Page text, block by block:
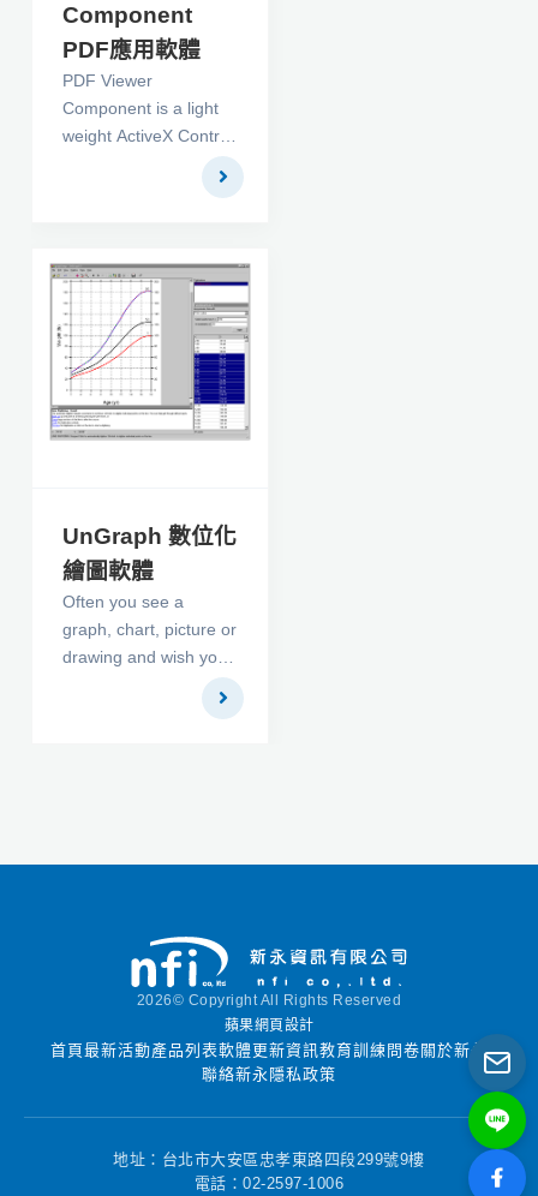
Component
PDF應用軟體
PDF Viewer
Component is a light
weight ActiveX Control
which enables your
application to display
Adobe Reader
program and adds
high speed viewing of
PDF documents to
your applications
easily. Read-Only
Support for PDF
wishing to display read
only PDF document to
their employees while
restricting save or
save to the underlying
data. The control is
UnGraph 數位化
繪圖軟體
Often you see a
graph, chart, picture or
drawing and wish you
could easily get hold of
the coordinates with a
high degree of
precision.
2026© Copyright All Rights Reserved
蘋果網頁設計
首頁最新活動產品列表軟體更新資訊教育訓練 問卷 關於新永
聯絡新永 隱私政策
地址：台北市大安區忠孝東路四段299號9樓
電話：02-2597-1006